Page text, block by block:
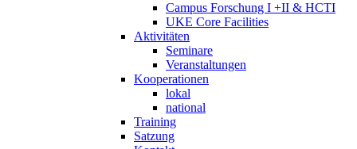
Campus Forschung I +II & HCTI
UKE Core Facilities
Aktivitäten
Seminare
Veranstaltungen
Kooperationen
lokal
national
Training
Satzung